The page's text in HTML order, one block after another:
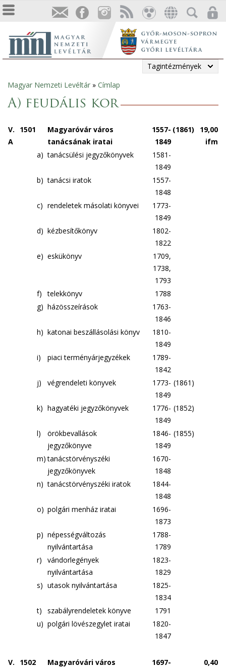
Tagintézmények
Jelenlegi
hely
Magyar Nemzeti Levéltár » Címlap
A) feudális kor
V.
A
1501
Magyaróvár város
tanácsának iratai
1557-
1849
(1861)
19,00
ifm
a) tanácsülési jegyzőkönyvek
1581-
1849
b) tanácsi iratok
1557-
1848
c) rendeletek másolati könyvei
1773-
1849
d) kézbesítőkönyv
1802-
1822
e) eskükönyv
1709,
1738,
1793
f)
telekkönyv
1788
g) házösszeírások
1763-
1846
h) katonai beszállásolási könyv
1810-
1849
i)
piaci terményárjegyzékek
1789-
1842
j)
végrendeleti könyvek
1773-
1849
(1861)
k) hagyatéki jegyzőkönyvek
1776-
1849
(1852)
l)
örökbevallások
jegyzőkönyve
1846-
1849
(1855)
m) tanácstörvényszéki
jegyzőkönyvek
1670-
1848
n) tanácstörvényszéki iratok
1844-
1848
o) polgári menház iratai
1696-
1873
p) népességváltozás
nyilvántartása
1788-
1789
r)
vándorlegények
nyilvántartása
1823-
1829
s) utasok nyilvántartása
1825-
1834
t)
szabályrendeletek könyve
1791
u) polgári lövészegylet iratai
1820-
1847
V.
1502
Magyaróvári város
1697-
0,40